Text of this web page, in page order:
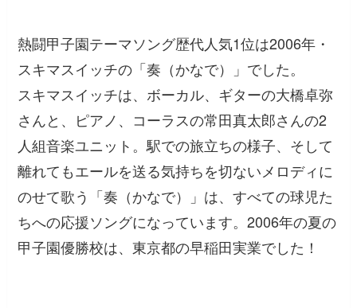
熱闘甲子園テーマソング歴代人気1位は2006年・
スキマスイッチの「奏（かなで）」でした。
スキマスイッチは、ボーカル、ギターの大橋卓弥
さんと、ピアノ、コーラスの常田真太郎さんの2
人組音楽ユニット。駅での旅立ちの様子、そして
離れてもエールを送る気持ちを切ないメロディに
のせて歌う「奏（かなで）」は、すべての球児た
ちへの応援ソングになっています。2006年の夏の
甲子園優勝校は、東京都の早稲田実業でした！